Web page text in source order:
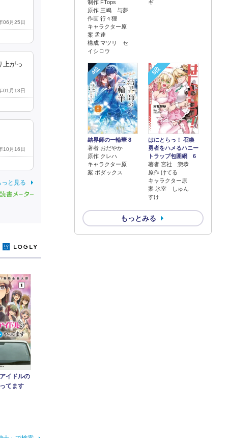
06月25日
上がっ
01月13日
10月16日
と見る
制作 FTops
原作 三嶋 与夢
作画 行々狸
キャラクター原
案 孟達
構成 マツリ セ
イシロウ
ギ
4位
結界師の一輪華 8
著者 おだやか
原作 クレハ
キャラクター原
案 ボダックス
5位
はにとらっ！ 召喚
勇者をハメるハニー
トラップ包囲網 6
著者 宮社 惣恭
原作 けてる
キャラクター原
案 氷室 しゅん
すけ
もっとみる
イドルの
ってます